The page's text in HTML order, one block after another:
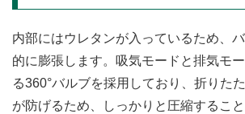
内部にはウレタンが入っているため、
的に膨張します。吸気モードと排気モ
る360°バルブを採用しており、折りた
が防げるため、しっかりと圧縮すること